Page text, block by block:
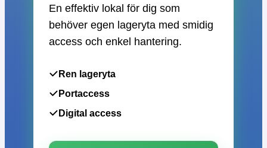
En effektiv lokal för dig som
behöver egen lageryta med smidig
access och enkel hantering.
Ren lageryta
Portaccess
Digital access